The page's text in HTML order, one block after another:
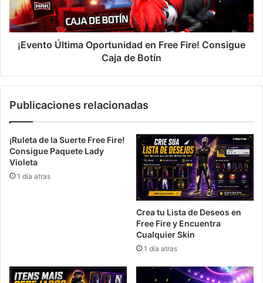
Consigue
Caja
de
Botín
¡Evento Última Oportunidad en Free Fire! Consigue
Caja de Botín
Publicaciones relacionadas
¡Ruleta de la Suerte Free Fire!
Consigue Paquete Lady
Violeta
1 día atras
Crea tu Lista de Deseos en
Free Fire y Encuentra
Cualquier Skin
1 día atras